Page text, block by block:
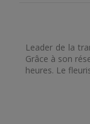
Leader de la
Grâce à son
heures. Le